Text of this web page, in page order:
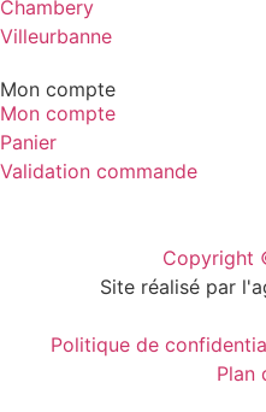
Chambery
Villeurbanne
Mon compte
Mon compte
Panier
Validation commande
Copyright
Site réalisé par
Politique de
Plan